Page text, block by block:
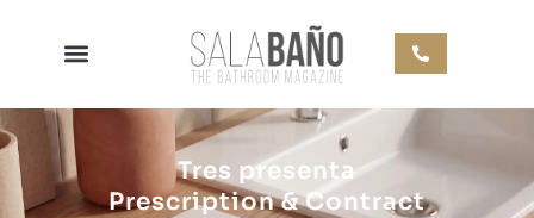
Tres presenta
Prescription & Contract